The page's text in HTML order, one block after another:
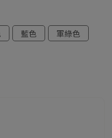
藍色
軍綠色